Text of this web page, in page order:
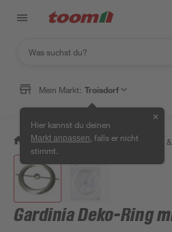
Mein Markt: Troisdorf
Hier kannst du deinen
Markt anpassen , falls er nicht
stimmt.
✕
/ Wohnen & Haushalt / Gardinen
Gardinia Deko-Ring